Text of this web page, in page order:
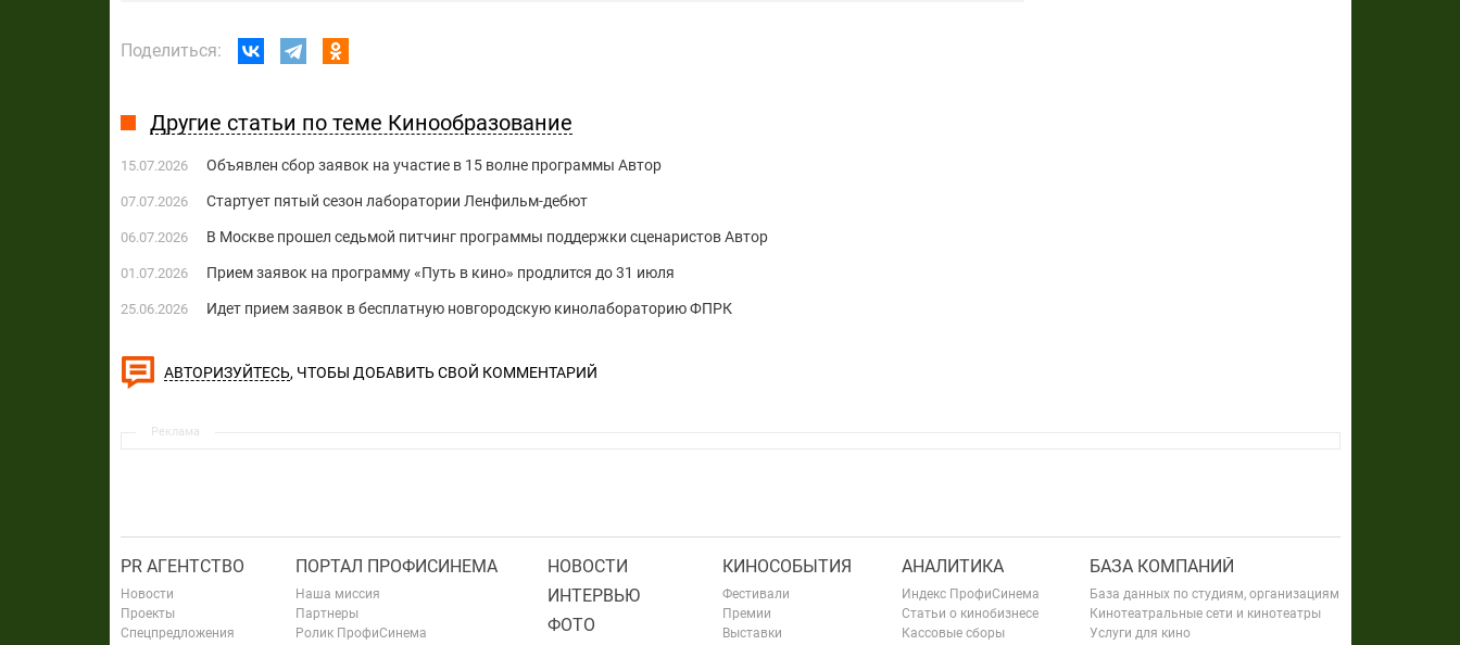
Поделиться:
Другие статьи по теме Кинообразование
15.07.2026 Объявлен сбор заявок на участие в 15 волне программы Автор
07.07.2026 Стартует пятый сезон лаборатории Ленфильм-дебют
06.07.2026 В Москве прошел седьмой питчинг программы поддержки сценаристов Автор
01.07.2026 Прием заявок на программу «Путь в кино» продлится до 31 июля
25.06.2026 Идет прием заявок в бесплатную новгородскую кинолабораторию ФПРК
АВТОРИЗУЙТЕСЬ, ЧТОБЫ ДОБАВИТЬ СВОЙ КОММЕНТАРИЙ
Реклама
PR АГЕНТСТВО
Новости
Проекты
Спецпредложения
ПОРТАЛ ПРОФИСИНЕМА
Наша миссия
Партнеры
Ролик ПрофиСинема
НОВОСТИ
ИНТЕРВЬЮ
ФОТО
КИНОСОБЫТИЯ
Фестивали
Премии
Выставки
АНАЛИТИКА
Индекс ПрофиСинема
Статьи о кинобизнесе
Кассовые сборы
БАЗА КОМПАНИЙ
База данных по студиям, организациям
Кинотеатральные сети и кинотеатры
Услуги для кино